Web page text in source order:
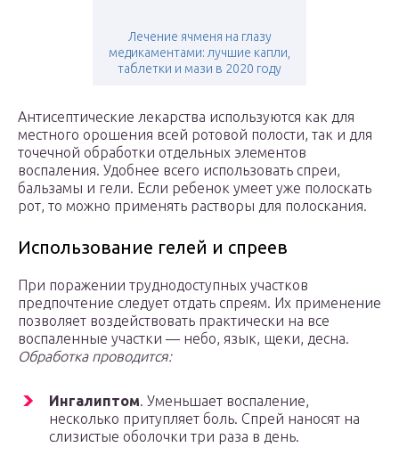
Лечение ячменя на глазу
медикаментами: лучшие капли,
таблетки и мази в 2020 году
Антисептические лекарства используются как для
местного орошения всей ротовой полости, так и для
точечной обработки отдельных элементов
воспаления. Удобнее всего использовать спреи,
бальзамы и гели. Если ребенок умеет уже полоскать
рот, то можно применять растворы для полоскания.
Использование гелей и спреев
При поражении труднодоступных участков
предпочтение следует отдать спреям. Их применение
позволяет воздействовать практически на все
воспаленные участки — небо, язык, щеки, десна.
Обработка проводится:
Ингалиптом. Уменьшает воспаление,
несколько притупляет боль. Спрей наносят на
слизистые оболочки три раза в день.